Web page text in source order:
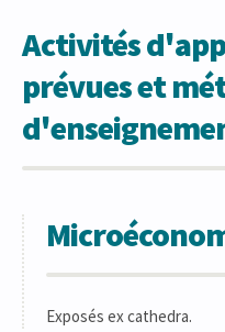
Activités
prévues et
Exposés ex cathedra.